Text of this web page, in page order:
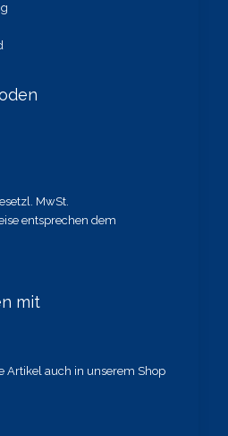
MwSt.
entsprechen dem
mit
Artikel auch in unserem Shop